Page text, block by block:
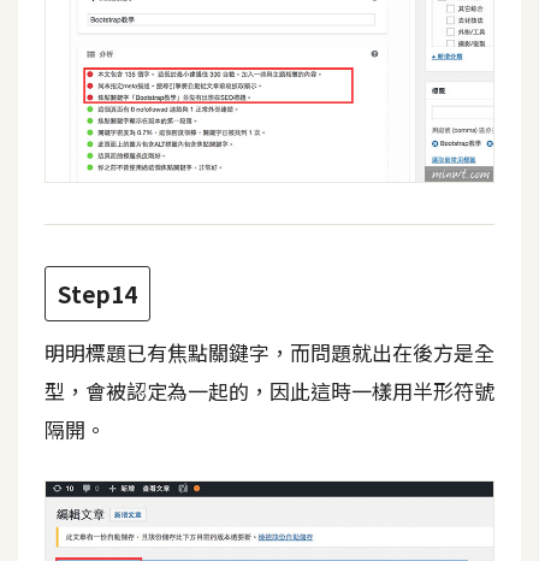
Step14
明明標題已有焦點關鍵字，而問題就出在後方是全
型，會被認定為一起的，因此這時一樣用半形符號
隔開。